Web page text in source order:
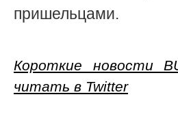
пришельцами.
Короткие новости
читать в Twitter